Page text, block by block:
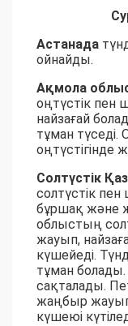
Астанада
ойнайды.
Ақмола
оңтүстік
найзағай
тұман
оңтүстігінде
Солтүстік
солтүстік
бұршақ және
облыстың
жауып,
күшейеді.
тұман болады.
сақталады.
жаңбыр
күшеюі